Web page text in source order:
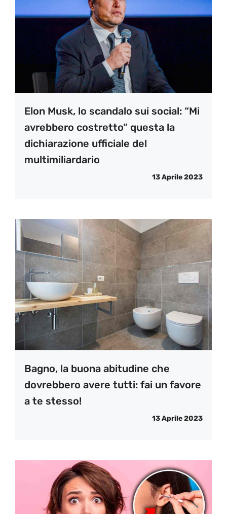
Elon Musk, lo scandalo sui social: “Mi
avrebbero costretto” questa la
dichiarazione ufficiale del
multimiliardario
13 Aprile 2023
Bagno, la buona abitudine che
dovrebbero avere tutti: fai un favore
a te stesso!
13 Aprile 2023